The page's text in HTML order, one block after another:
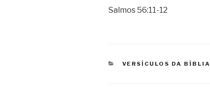
Salmos 56:11-12
CATEGORIAS
VERSÍCULOS DA BÍBLIA